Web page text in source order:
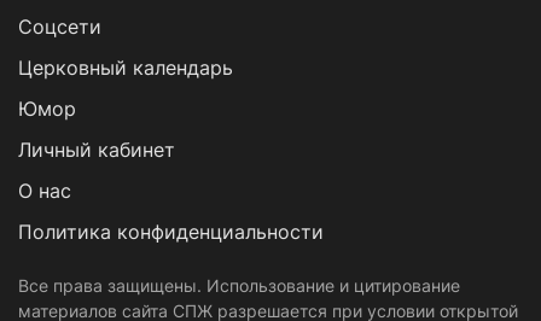
Cоцсети
Церковный календарь
Юмор
Личный кабинет
О нас
Политика конфиденциальности
Все права защищены. Использование и цитирование
материалов сайта СПЖ разрешается при условии открытой